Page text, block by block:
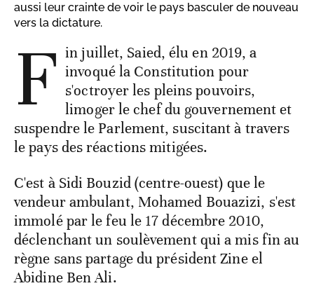
aussi leur crainte de voir le pays basculer de nouveau
vers la dictature.
F in juillet, Saied, élu en 2019, a
invoqué la Constitution pour
s'octroyer les pleins pouvoirs,
limoger le chef du gouvernement et
suspendre le Parlement, suscitant à travers
le pays des réactions mitigées.
C'est à Sidi Bouzid (centre-ouest) que le
vendeur ambulant, Mohamed Bouazizi, s'est
immolé par le feu le 17 décembre 2010,
déclenchant un soulèvement qui a mis fin au
règne sans partage du président Zine el
Abidine Ben Ali.